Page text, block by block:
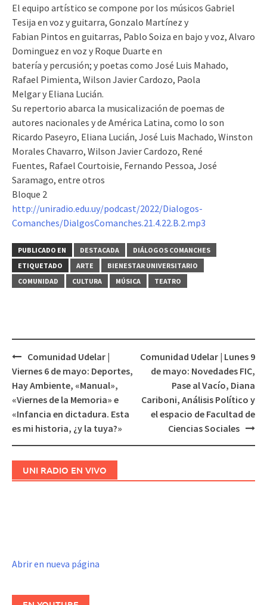
El equipo artístico se compone por los músicos Gabriel
Tesija en voz y guitarra, Gonzalo Martínez y
Fabian Pintos en guitarras, Pablo Soiza en bajo y voz, Alvaro
Dominguez en voz y Roque Duarte en
batería y percusión; y poetas como José Luis Mahado,
Rafael Pimienta, Wilson Javier Cardozo, Paola
Melgar y Eliana Lucián.
Su repertorio abarca la musicalización de poemas de
autores nacionales y de América Latina, como lo son
Ricardo Paseyro, Eliana Lucián, José Luis Machado, Winston
Morales Chavarro, Wilson Javier Cardozo, René
Fuentes, Rafael Courtoisie, Fernando Pessoa, José
Saramago, entre otros
Bloque 2
http://uniradio.edu.uy/podcast/2022/Dialogos-
Comanches/DialgosComanches.21.4.22.B.2.mp3
PUBLICADO EN DESTACADA
DIÁLOGOS COMANCHES
ETIQUETADO
ARTE
BIENESTAR UNIVERSITARIO
COMUNIDAD
CULTURA MÚSICA TEATRO
Navegación
de
entradas
Comunidad Udelar |
Viernes 6 de mayo: Deportes,
Hay Ambiente, «Manual»,
«Viernes de la Memoria» e
«Infancia en dictadura. Esta
es mi historia, ¿y la tuya?»
Comunidad Udelar | Lunes 9
de mayo: Novedades FIC,
Pase al Vacío, Diana
Cariboni, Análisis Político y
el espacio de Facultad de
Ciencias Sociales
UNI RADIO EN VIVO
Abrir en nueva página